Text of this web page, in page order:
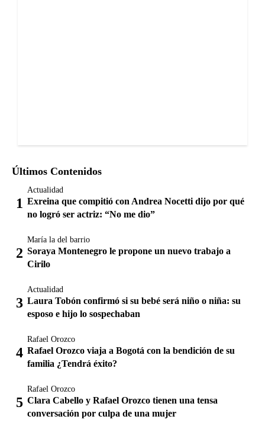
Últimos Contenidos
Actualidad
Exreina que compitió con Andrea Nocetti dijo por qué
no logró ser actriz: “No me dio”
María la del barrio
Soraya Montenegro le propone un nuevo trabajo a
Cirilo
Actualidad
Laura Tobón confirmó si su bebé será niño o niña: su
esposo e hijo lo sospechaban
Rafael Orozco
Rafael Orozco viaja a Bogotá con la bendición de su
familia ¿Tendrá éxito?
Rafael Orozco
Clara Cabello y Rafael Orozco tienen una tensa
conversación por culpa de una mujer